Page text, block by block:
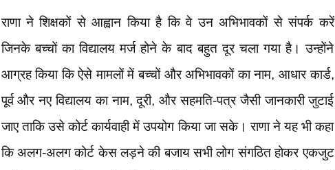
राणा ने शिक्षकों से आह्वान किया है कि वे उन अभिभावकों से संपर्क करें
जिनके बच्चों का विद्यालय मर्ज होने के बाद बहुत दूर चला गया है। उन्होंने
आग्रह किया कि ऐसे मामलों में बच्चों और अभिभावकों का नाम, आधार कार्ड,
पूर्व और नए विद्यालय का नाम, दूरी, और सहमति-पत्र जैसी जानकारी जुटाई
जाए ताकि उसे कोर्ट कार्यवाही में उपयोग किया जा सके। राणा ने यह भी कहा
कि अलग-अलग कोर्ट केस लड़ने की बजाय सभी लोग संगठित होकर एकजुट